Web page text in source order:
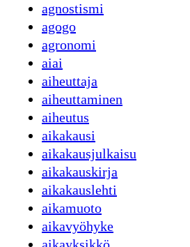
agnostismi
agogo
agronomi
aiai
aiheuttaja
aiheuttaminen
aiheutus
aikakausi
aikakausjulkaisu
aikakauskirja
aikakauslehti
aikamuoto
aikavyöhyke